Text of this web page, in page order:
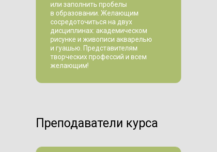
или заполнить пробелы
в образовании. Желающим
сосредоточиться на двух
дисциплинах: академическом
рисунке и живописи акварелью
и гуашью. Представителям
творческих профессий и всем
желающим!
Преподаватели курса